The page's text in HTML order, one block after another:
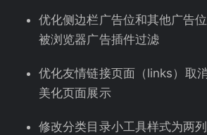
优化侧边栏广告位和其他广告
被浏览器广告插件过滤
优化友情链接页面（links）取
美化页面展示
修改分类目录小工具样式为两